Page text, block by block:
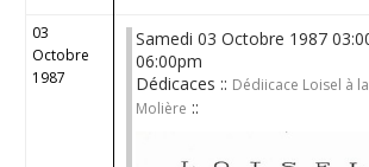
03
Octobre
1987
Samedi 03 Octobre 1987
06:00pm
Dédicaces :: Dédiicace Loisel à
Molière ::